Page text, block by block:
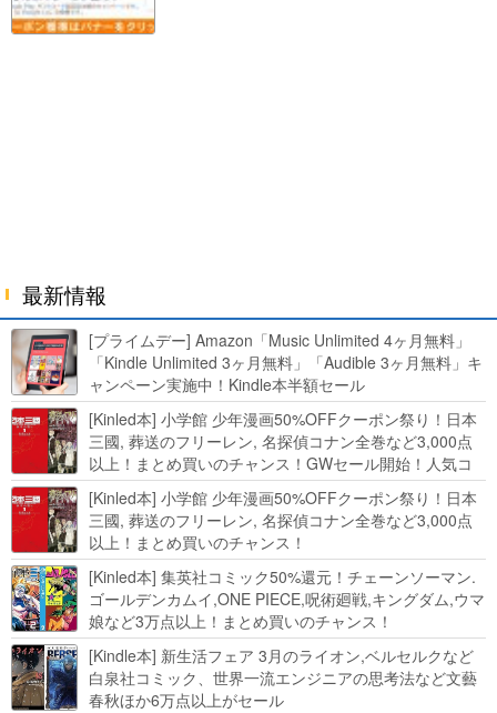
最新情報
[プライムデー] Amazon「Music Unlimited 4ヶ月無料」
「Kindle Unlimited 3ヶ月無料」「Audible 3ヶ月無料」キ
ャンペーン実施中！Kindle本半額セール
HUNTER×HUNTERなど集英社、無職転生,幼女戦記など
KADOKAWA、キャプテン翼100円セールも！
[Kinled本] 小学館 少年漫画50%OFFクーポン祭り！日本
三國, 葬送のフリーレン, 名探偵コナン全巻など3,000点
以上！まとめ買いのチャンス！GWセール開始！人気コ
ミック多数 カドカワ祭やIT関連本がセールに！
[Kinled本] 小学館 少年漫画50%OFFクーポン祭り！日本
三國, 葬送のフリーレン, 名探偵コナン全巻など3,000点
以上！まとめ買いのチャンス！
[Kinled本] 集英社コミック50%還元！チェーンソーマン.
ゴールデンカムイ,ONE PIECE,呪術廻戦,キングダム,ウマ
娘など3万点以上！まとめ買いのチャンス！
[Kindle本] 新生活フェア 3月のライオン,ベルセルクなど
白泉社コミック、世界一流エンジニアの思考法など文藝
春秋ほか6万点以上がセール